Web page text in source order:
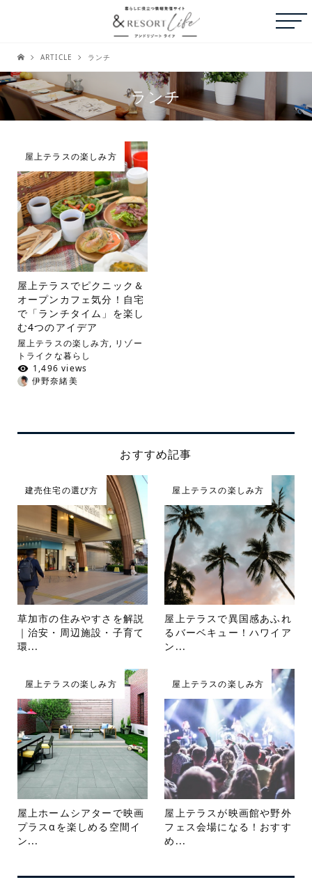
ARTICLE ランチ
ランチ
屋上テラスの楽しみ方
屋上テラスでピクニック＆
オープンカフェ気分！自宅
で「ランチタイム」を楽し
む4つのアイデア
屋上テラスの楽しみ方, リゾー
トライクな暮らし
1,496 views
伊野奈緒美
おすすめ記事
建売住宅の選び方
草加市の住みやすさを解説
｜治安・周辺施設・子育て
環...
屋上テラスの楽しみ方
屋上テラスで異国感あふれ
るバーベキュー！ハワイア
ン...
屋上テラスの楽しみ方
屋上ホームシアターで映画
プラスαを楽しめる空間イ
ン...
屋上テラスの楽しみ方
屋上テラスが映画館や野外
フェス会場になる！おすす
め...